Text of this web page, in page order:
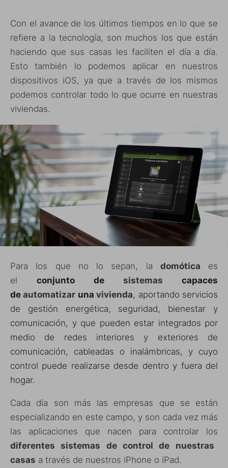
Con el avance de los últimos tiempos en lo que se
refiere a la tecnología, son muchos los que están
haciendo que sus casas les faciliten el día a día.
Esto también lo podemos aplicar en nuestros
dispositivos iOS, ya que a través de los mismos
podemos controlar todo lo que ocurre en nuestras
viviendas.
Para los que no lo sepan, la domótica es
el conjunto de sistemas capaces
deautomatizar unavivienda, aportando servicios
de gestión energética, seguridad, bienestar y
comunicación, y que pueden estar integrados por
medio de redes interiores y exteriores de
comunicación, cableadas o inalámbricas, y cuyo
control puede realizarse desde dentro y fuera del
hogar.
Cada día son más las empresas que se están
especializando en este campo, y son cada vez más
las aplicaciones que nacen para controlar los
diferentes sistemas de control de nuestras
casas a través de nuestros iPhone o iPad.